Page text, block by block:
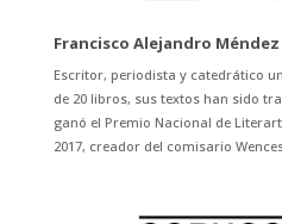
Francisco Alejandro Méndez
Escritor, periodista y catedrático
de 20 libros, sus textos han sido
ganó el Premio Nacional de
2017, creador del comisario